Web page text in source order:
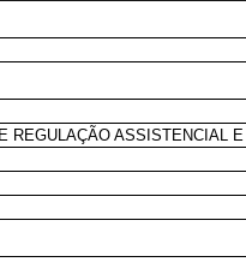
REGULAÇÃO ASSISTENCIAL